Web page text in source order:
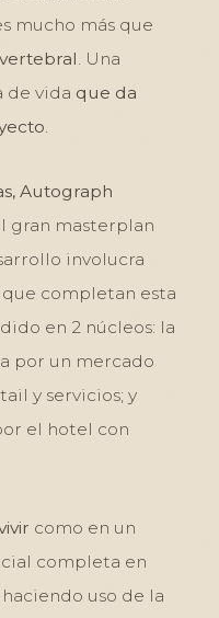
mucho más que
. Una
de vida que da
.
Autograph
gran masterplan
involucra
completan esta
en 2 núcleos: la
por un mercado
y servicios; y
el hotel con
como en un
completa en
haciendo uso de la